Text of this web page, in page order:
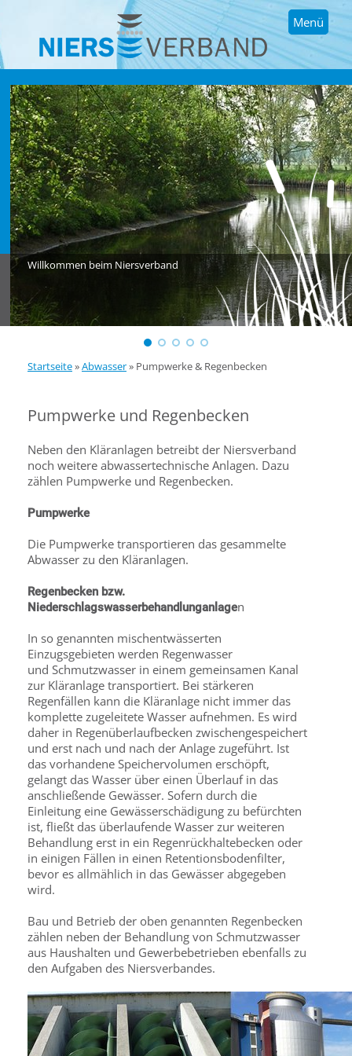
Menü
Willkommen beim Niersverband
Startseite»Abwasser» Pumpwerke & Regenbecken
Pumpwerke und Regenbecken
Neben den Kläranlagen betreibt der Niersverband
noch weitere abwassertechnische Anlagen. Dazu
zählen Pumpwerke und Regenbecken.
Pumpwerke
Die Pumpwerke transportieren das gesammelte
Abwasser zu den Kläranlagen.
Regenbecken bzw.
Niederschlagswasserbehandlunganlagen
In so genannten mischentwässerten
Einzugsgebieten werden Regenwasser
und Schmutzwasser in einem gemeinsamen Kanal
zur Kläranlage transportiert. Bei stärkeren
Regenfällen kann die Kläranlage nicht immer das
komplette zugeleitete Wasser aufnehmen. Es wird
daher in Regenüberlaufbecken zwischengespeichert
und erst nach und nach der Anlage zugeführt. Ist
das vorhandene Speichervolumen erschöpft,
gelangt das Wasser über einen Überlauf in das
anschließende Gewässer. Sofern durch die
Einleitung eine Gewässerschädigung zu befürchten
ist, fließt das überlaufende Wasser zur weiteren
Behandlung erst in ein Regenrückhaltebecken oder
in einigen Fällen in einen Retentionsbodenfilter,
bevor es allmählich in das Gewässer abgegeben
wird.
Bau und Betrieb der oben genannten Regenbecken
zählen neben der Behandlung von Schmutzwasser
aus Haushalten und Gewerbebetrieben ebenfalls zu
den Aufgaben des Niersverbandes.